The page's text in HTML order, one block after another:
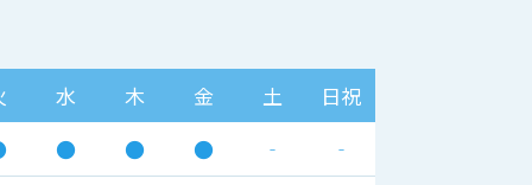
水 木 金 土
日祝
● ● ● ‐
‐